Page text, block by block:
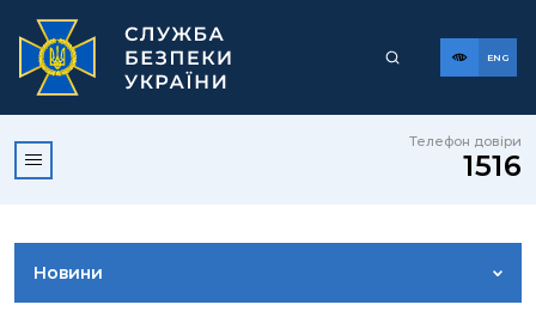
ENG
Телефон довіри
1516
Новини